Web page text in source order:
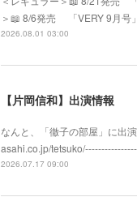
＞📖 8/6発売 「VERY 9月号
2026.08.01 03:00
【片岡信和】出演情報
なんと、「徹子の部屋」に出
asahi.co.jp/
2026.07.17 09:00